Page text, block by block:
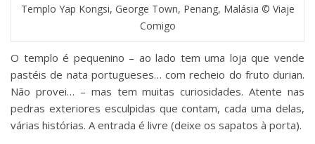
Templo Yap Kongsi, George Town, Penang, Malásia © Viaje
Comigo
O templo é pequenino – ao lado tem uma loja que vende
pastéis de nata portugueses… com recheio do fruto durian.
Não provei… – mas tem muitas curiosidades. Atente nas
pedras exteriores esculpidas que contam, cada uma delas,
várias histórias. A entrada é livre (deixe os sapatos à porta).